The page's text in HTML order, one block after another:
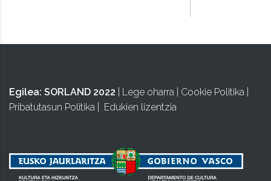
Egilea: SORLAND 2022 Lege oharra Cookie Politika
Pribatutasun Politika
Edukien lizentzia